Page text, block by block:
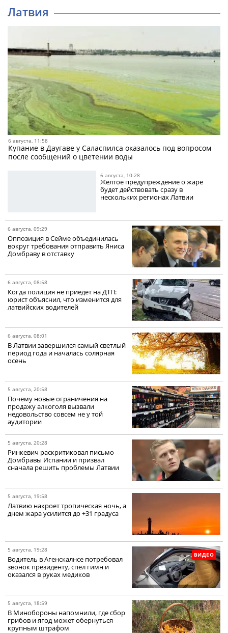
Латвия
6 августа, 11:58
Купание в Даугаве у Саласпилса оказалось под вопросом
после сообщений о цветении воды
6 августа, 10:28
Жёлтое предупреждение о жаре
будет действовать сразу в
нескольких регионах Латвии
6 августа, 09:29
Оппозиция в Сейме объединилась
вокруг требования отправить Яниса
Домбраву в отставку
6 августа, 08:58
Когда полиция не приедет на ДТП:
юрист объяснил, что изменится для
латвийских водителей
6 августа, 08:01
В Латвии завершился самый светлый
период года и началась солярная
осень
5 августа, 20:58
Почему новые ограничения на
продажу алкоголя вызвали
недовольство совсем не у той
аудитории
5 августа, 20:28
Ринкевич раскритиковал письмо
Домбравы Испании и призвал
сначала решить проблемы Латвии
5 августа, 19:58
Латвию накроет тропическая ночь, а
днем жара усилится до +31 градуса
ВИДЕО
5 августа, 19:28
Водитель в Агенскалнсе потребовал
звонок президенту, спел гимн и
оказался в руках медиков
5 августа, 18:59
В Минобороны напомнили, где сбор
грибов и ягод может обернуться
крупным штрафом